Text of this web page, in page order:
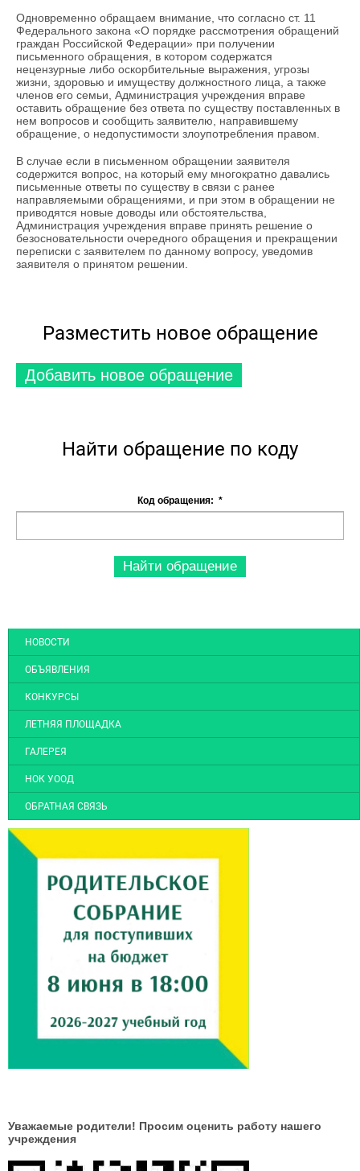
Одновременно обращаем внимание, что согласно ст. 11
Федерального закона «О порядке рассмотрения обращений
граждан Российской Федерации» при получении
письменного обращения, в котором содержатся
нецензурные либо оскорбительные выражения, угрозы
жизни, здоровью и имуществу должностного лица, а также
членов его семьи, Администрация учреждения вправе
оставить обращение без ответа по существу поставленных в
нем вопросов и сообщить заявителю, направившему
обращение, о недопустимости злоупотребления правом.
В случае если в письменном обращении заявителя
содержится вопрос, на который ему многократно давались
письменные ответы по существу в связи с ранее
направляемыми обращениями, и при этом в обращении не
приводятся новые доводы или обстоятельства,
Администрация учреждения вправе принять решение о
безосновательности очередного обращения и прекращении
переписки с заявителем по данному вопросу, уведомив
заявителя о принятом решении.
Разместить новое обращение
Добавить новое обращение
Найти обращение по коду
Код обращения: *
Найти обращение
НОВОСТИ
ОБЪЯВЛЕНИЯ
КОНКУРСЫ
ЛЕТНЯЯ ПЛОЩАДКА
ГАЛЕРЕЯ
НОК УООД
ОБРАТНАЯ СВЯЗЬ
Уважаемые родители! Просим оценить работу нашего
учреждения